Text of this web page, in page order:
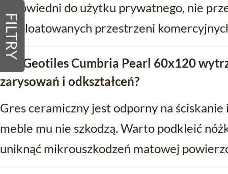
FILTRY
odpowiedni do użytku prywatnego, nie
eksploatowanych przestrzeni
Czy Geotiles Cumbria Pearl 60x120
zarysowań i odkształceń?
Gres ceramiczny jest odporny na
meble mu nie szkodzą. Warto podkleić
uniknąć mikrouszkodzeń matowej